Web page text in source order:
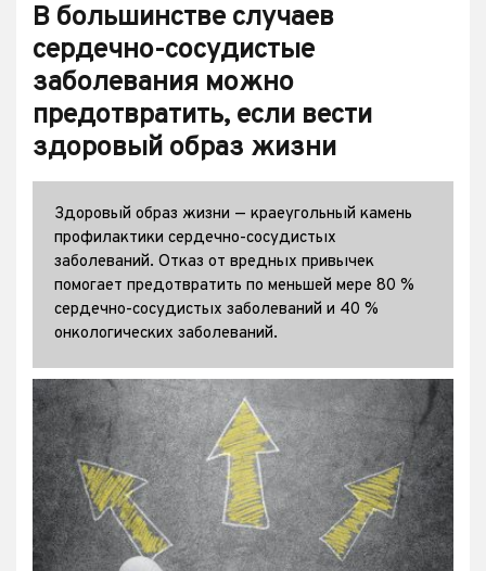
В большинстве случаев
сердечно-сосудистые
заболевания можно
предотвратить, если вести
здоровый образ жизни
Здоровый образ жизни — краеугольный камень
профилактики сердечно-сосудистых
заболеваний. Отказ от вредных привычек
помогает предотвратить по меньшей мере 80 %
сердечно-сосудистых заболеваний и 40 %
онкологических заболеваний.